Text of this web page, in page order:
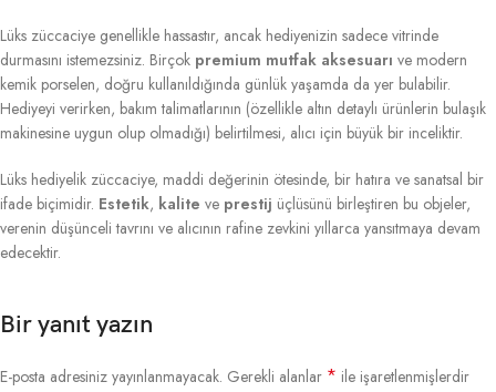
Lüks züccaciye genellikle hassastır, ancak hediyenizin sadece vitrinde
durmasını istemezsiniz. Birçok premium mutfak aksesuarı ve modern
kemik porselen, doğru kullanıldığında günlük yaşamda da yer bulabilir.
Hediyeyi verirken, bakım talimatlarının (özellikle altın detaylı ürünlerin bulaşık
makinesine uygun olup olmadığı) belirtilmesi, alıcı için büyük bir inceliktir.
Lüks hediyelik züccaciye, maddi değerinin ötesinde, bir hatıra ve sanatsal bir
ifade biçimidir. Estetik, kalite ve prestij üçlüsünü birleştiren bu objeler,
verenin düşünceli tavrını ve alıcının rafine zevkini yıllarca yansıtmaya devam
edecektir.
Bir yanıt yazın
E-posta adresiniz yayınlanmayacak. Gerekli alanlar * ile işaretlenmişlerdir